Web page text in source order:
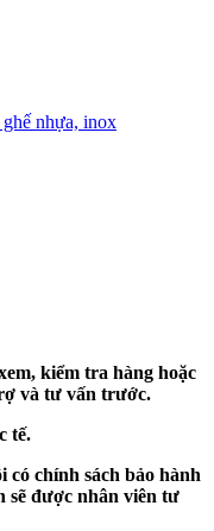
nhựa, inox
kiểm tra hàng hoặc
và tư vấn trước.
tế.
chính sách bảo hành
sẽ được nhân viên tư